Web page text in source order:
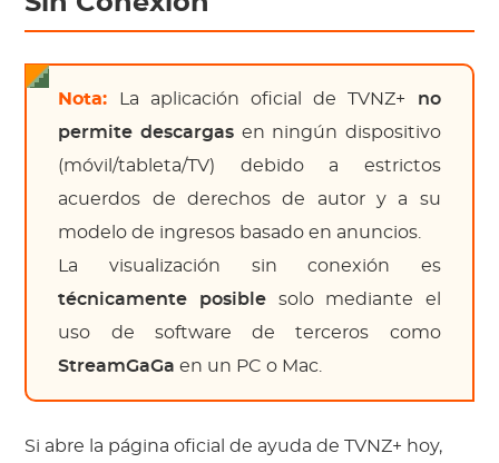
Nota: La aplicación oficial de TVNZ+ no
permite descargasen ningún dispositivo
(móvil/tableta/TV) debido a estrictos
acuerdos de derechos de autor y a su
modelo de ingresos basado en anuncios.
La visualización sin conexión es
técnicamente posiblesolo mediante el
uso de software de terceros como
StreamGaGa en un PC o Mac.
Si abre la página oficial de ayuda de TVNZ+ hoy,